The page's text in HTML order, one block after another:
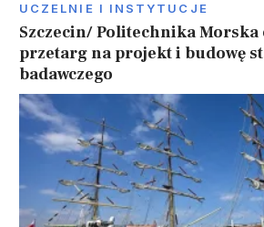
UCZELNIE I INSTYTUCJE
Szczecin/ Politechnika Morska
przetarg na projekt i budowę
badawczego